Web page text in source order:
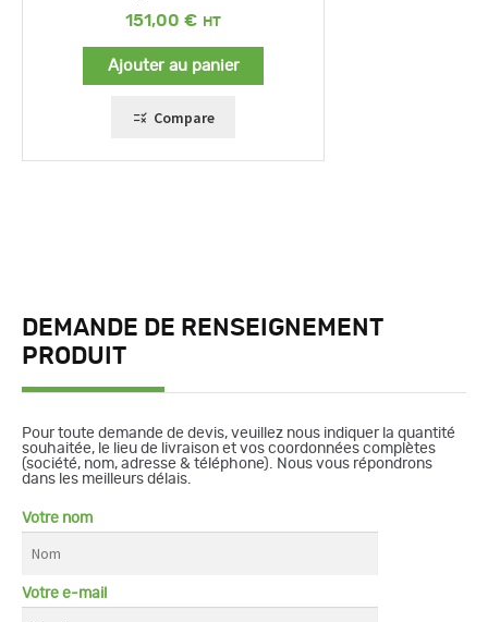
151,00 €
Ajouter au panier
Compare
DEMANDE DE RENSEIGNEMENT
PRODUIT
Pour toute demande de devis, veuillez nous indiquer la quantité
souhaitée, le lieu de livraison et vos coordonnées complètes
(société, nom, adresse & téléphone). Nous vous répondrons
dans les meilleurs délais.
Votre nom
Votre e-mail